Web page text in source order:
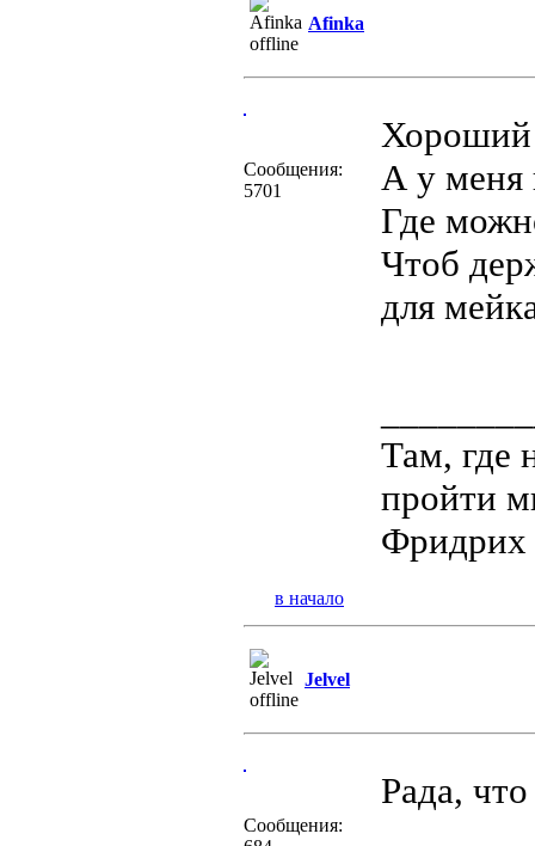
Afinka
Сообщения:
5701
А у меня
Где
Чтоб
для
Там, где
пройти
в начало
Jelvel
Сообщения:
Рада,